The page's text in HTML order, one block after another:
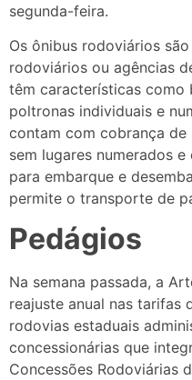
segunda-feira.
Os ônibus rodoviários
rodoviários ou agências
têm características como
poltronas individuais e
contam com cobrança
sem lugares numerados
para embarque e
permite o transporte de
Pedágios
Na semana passada, a
reajuste anual nas tarifas
rodovias estaduais
concessionárias que
Concessões Rodoviárias